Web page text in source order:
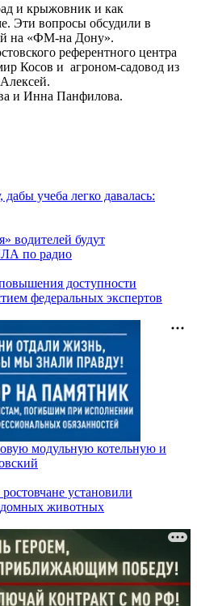
и крыжовник и как
Эти вопросы обсудили в
на «ФМ-на Дону».
референтного центра
Косов и агроном-садовод из
и Инна Панфилова.
дабы учеба легко давалась:
водителей будут
по радио
доступности
федеральных экспертов
модульную котельную и
установили
животных